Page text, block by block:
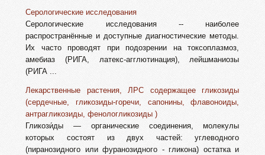
Серологические исследования
Серологические исследования -- наиболее
распространённые и доступные диагностические методы.
Их часто проводят при подозрении на токсоплазмоз,
амебиаз (РИГА, латекс-агглютинация), лейшманиозы
(РИГА ...
Лекарственные растения, ЛРС содержащее гликозиды
(сердечные, гликозиды-горечи, сапонины, флавоноиды,
антрагликозиды, фенологликозиды )
Гликози́ды — органические соединения, молекулы
которых состоят из двух частей: углеводного
(пиранозидного или фуранозидного - гликона) остатка и